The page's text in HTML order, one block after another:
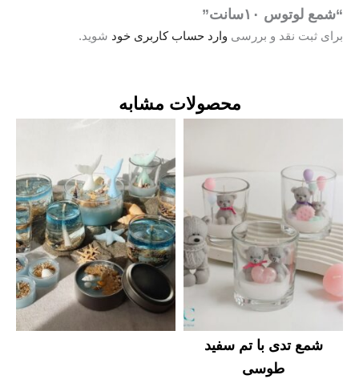
لوتوس ۱۰سانت”
ثبت نقد و بررسی وارد حساب کاربری خود شوید.
محصولات مشابه
شمع تدی با تم سفید
طوسی